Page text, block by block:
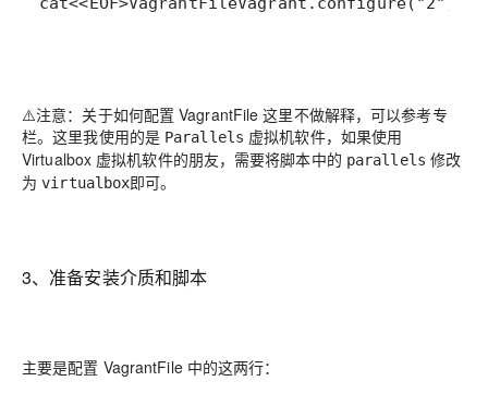
⚠️注意：关于如何配置 VagrantFile 这里不做解释，可以参考专
栏。这里我使用的是 Parallels 虚拟机软件，如果使用
Virtualbox 虚拟机软件的朋友，需要将脚本中的 parallels 修改
为virtualbox即可。
3、准备安装介质和脚本
主要是配置 VagrantFile 中的这两行：